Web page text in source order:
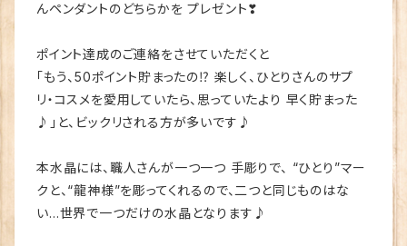
んペンダントのどちらかを プレゼント❣
ポイント達成のご連絡をさせていただくと
「もう、50ポイント貯まったの⁉ 楽しく、ひとりさんのサプ
リ・コスメを愛用していたら、思っていたより 早く貯まった
♪」と、ビックリされる方が多いです♪
本水晶には、職人さんが一つ一つ 手彫りで、 “ひとり”マー
クと、“龍神様”を彫ってくれるので、二つと同じものはな
い…世界で一つだけの水晶となります♪